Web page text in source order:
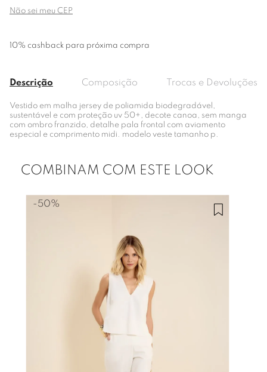
Não sei meu CEP
10% cashback para próxima compra
Descrição Composição Trocas e Devoluções
Vestido em malha jersey de poliamida biodegradável,
sustentável e com proteção uv 50+, decote canoa, sem manga
com ombro franzido, detalhe pala frontal com aviamento
especial e comprimento midi. modelo veste tamanho p.
COMBINAM COM ESTE LOOK
-50%